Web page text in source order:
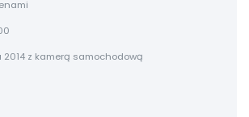
2014 z kamerą samochodową